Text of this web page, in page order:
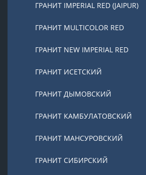
ГРАНИТ IMPERIAL RED (JAIPUR)
ГРАНИТ MULTICOLOR RED
ГРАНИТ NEW IMPERIAL RED
ГРАНИТ ИСЕТСКИЙ
ГРАНИТ ДЫМОВСКИЙ
ГРАНИТ КАМБУЛАТОВСКИЙ
ГРАНИТ МАНСУРОВСКИЙ
ГРАНИТ СИБИРСКИЙ